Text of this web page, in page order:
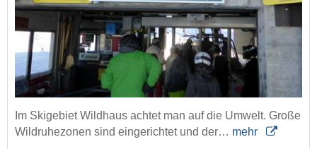
Im Skigebiet Wildhaus achtet man auf die Umwelt. Große
Wildruhezonen sind eingerichtet und der… mehr